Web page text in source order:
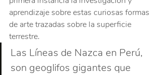
aprendizaje sobre estas curiosas formas
de arte trazadas sobre la superficie
terrestre.
Las Líneas de Nazca en Perú,
son geoglifos gigantes que